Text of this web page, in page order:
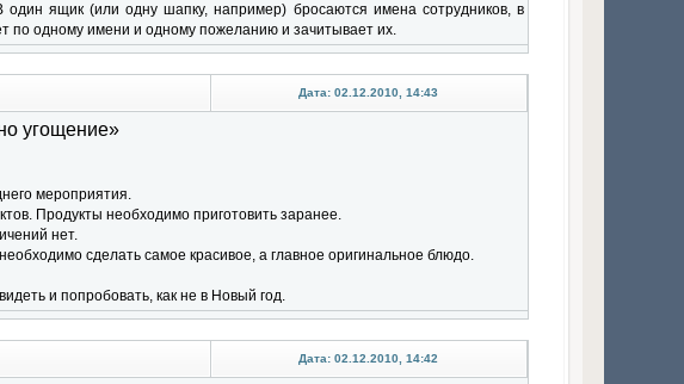
один ящик (или одну шапку, например) бросаются имена сотрудников, в
по одному имени и одному пожеланию и зачитывает их.
Дата: 02.12.2010, 14:43
угощение»
мероприятия.
Продукты необходимо приготовить заранее.
нет.
сделать самое красивое, а главное оригинальное блюдо.
и попробовать, как не в Новый год.
Дата: 02.12.2010, 14:42